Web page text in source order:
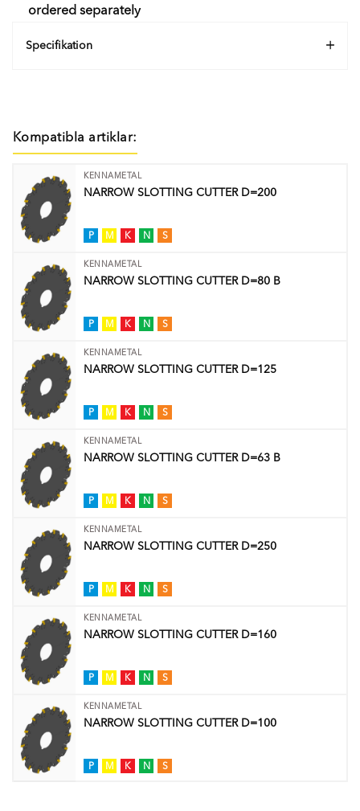
ordered separately
Specifikation
Kompatibla artiklar:
KENNAMETAL
NARROW SLOTTING CUTTER D=200
P M K N S
KENNAMETAL
NARROW SLOTTING CUTTER D=80 B
P M K N S
KENNAMETAL
NARROW SLOTTING CUTTER D=125
P M K N S
KENNAMETAL
NARROW SLOTTING CUTTER D=63 B
P M K N S
KENNAMETAL
NARROW SLOTTING CUTTER D=250
P M K N S
KENNAMETAL
NARROW SLOTTING CUTTER D=160
P M K N S
KENNAMETAL
NARROW SLOTTING CUTTER D=100
P M K N S